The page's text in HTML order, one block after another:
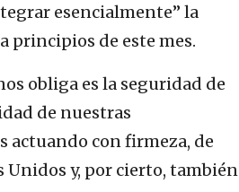
esencialmente” la
principios de este mes.
obliga es la seguridad de
de nuestras
actuando con firmeza, de
Unidos y, por cierto, también